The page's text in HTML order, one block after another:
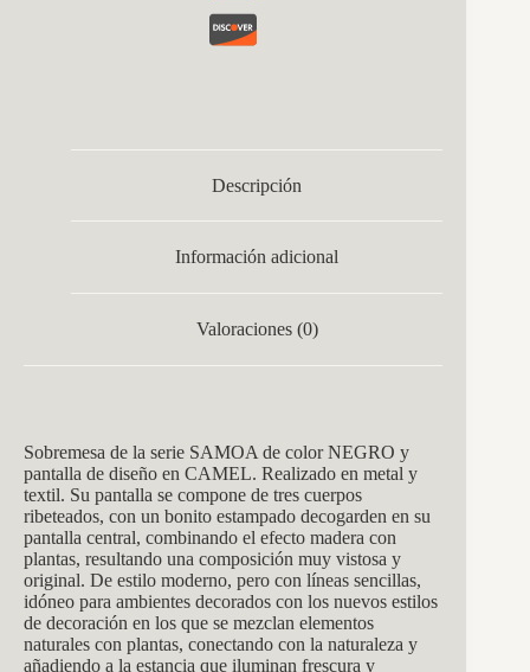
Descripción
Información adicional
Valoraciones (0)
Sobremesa de la serie SAMOA de color NEGRO y
pantalla de diseño en CAMEL. Realizado en metal y
textil. Su pantalla se compone de tres cuerpos
ribeteados, con un bonito estampado decogarden en su
pantalla central, combinando el efecto madera con
plantas, resultando una composición muy vistosa y
original. De estilo moderno, pero con líneas sencillas,
idóneo para ambientes decorados con los nuevos estilos
de decoración en los que se mezclan elementos
naturales con plantas, conectando con la naturaleza y
añadiendo a la estancia que iluminan frescura y